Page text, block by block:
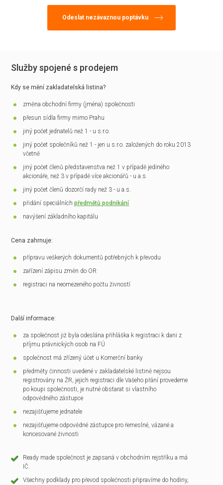
Služby spojené s prodejem
Kdy se mění zakladatelská listina?
změna obchodní firmy (jména) společnosti
přesun sídla firmy mimo Prahu
jiný počet jednatelů než 1 - u s.r.o.
jiný počet společníků než 1 - jen u s.r.o. založených do roku 2013
včetně
jiný počet členů představenstva než 1 v případě jediného
akcionáře, než 3 v případě více akcionářů - u a.s.
jiný počet členů dozorčí rady než 3 - u a.s.
přidání speciálníchpředmětů podnikání
navýšení základního kapitálu
Cena zahrnuje:
přípravu veškerých dokumentů potřebných k převodu
zařízení zápisu změn do OR
registraci na neomezeného počtu živností
Další informace:
za společnost již byla odeslána přihláška k registraci k dani z
příjmu právnických osob na FÚ
společnost má zřízený účet u Komerční banky
předměty činnosti uvedené v zakladatelské listině nejsou
registrovány na ŽR, jejich registraci dle Vašeho přání provedeme
po koupi společnosti, je nutné obstarat si vlastního
odpovědného zástupce
nezajišťujeme jednatele
nezajišťujeme odpovědné zástupce pro řemeslné, vázané a
koncesované živnosti
Ready made společnost je zapsaná v obchodním rejstříku a má
IČ.
Všechny podklady pro převod společnosti připravíme do hodiny,